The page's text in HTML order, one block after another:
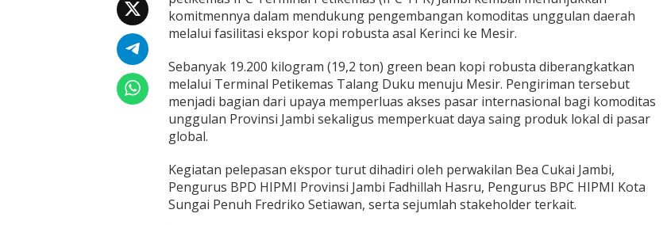
k
s
p
K
o
p
i
K
e
i
n
c
i
komitmennya dalam mendukung pengembangan komoditas unggulan daerah
melalui fasilitasi ekspor kopi robusta asal Kerinci ke Mesir.
Sebanyak 19.200 kilogram (19,2 ton) green bean kopi robusta diberangkatkan
melalui Terminal Petikemas Talang Duku menuju Mesir. Pengiriman tersebut
menjadi bagian dari upaya memperluas akses pasar internasional bagi komoditas
unggulan Provinsi Jambi sekaligus memperkuat daya saing produk lokal di pasar
global.
Kegiatan pelepasan ekspor turut dihadiri oleh perwakilan Bea Cukai Jambi,
Pengurus BPD HIPMI Provinsi Jambi Fadhillah Hasru, Pengurus BPC HIPMI Kota
Sungai Penuh Fredriko Setiawan, serta sejumlah stakeholder terkait.